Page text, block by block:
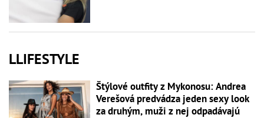
LLIFESTYLE
Štýlové outfity z Mykonosu: Andrea
Verešová predvádza jeden sexy look
za druhým, muži z nej odpadávajú